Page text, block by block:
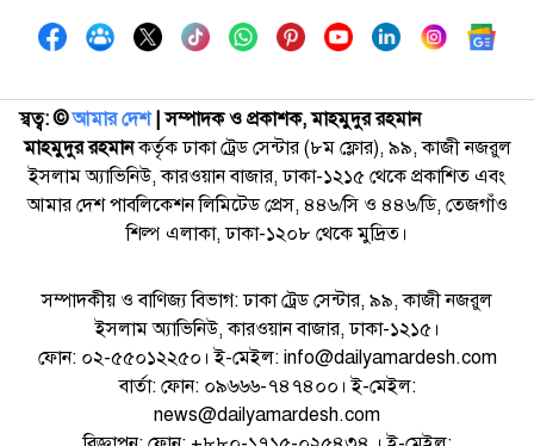
স্বত্ব: ©️আমার দেশ| সম্পাদক ও প্রকাশক, মাহমুদুর রহমান
মাহমুদুর রহমানকর্তৃক ঢাকা ট্রেড সেন্টার (৮ম ফ্লোর), ৯৯, কাজী নজরুল
ইসলাম অ্যাভিনিউ, কারওয়ান বাজার, ঢাকা-১২১৫ থেকে প্রকাশিত এবং
আমার দেশ পাবলিকেশন লিমিটেড প্রেস, ৪৪৬/সি ও ৪৪৬/ডি, তেজগাঁও
শিল্প এলাকা, ঢাকা-১২০৮ থেকে মুদ্রিত।
সম্পাদকীয় ও বাণিজ্য বিভাগ: ঢাকা ট্রেড সেন্টার, ৯৯, কাজী নজরুল
ইসলাম অ্যাভিনিউ, কারওয়ান বাজার, ঢাকা-১২১৫।
ফোন: ০২-৫৫০১২২৫০। ই-মেইল: info@dailyamardesh.com
বার্তা: ফোন: ০৯৬৬৬-৭৪৭৪০০। ই-মেইল:
news@dailyamardesh.com